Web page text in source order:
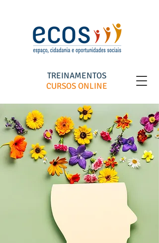
TREINAMENTOS
CURSOS ONLINE